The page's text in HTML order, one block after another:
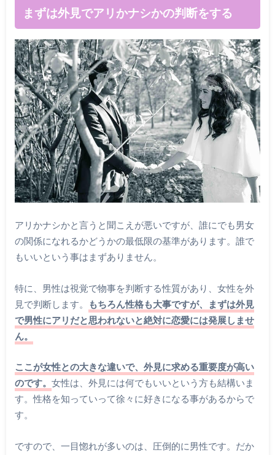
まずは外見でアリかナシかの判断をする
アリかナシかと言うと聞こえが悪いですが、誰にでも男女
の関係になれるかどうかの最低限の基準があります。誰で
もいいという事はまずありません。
特に、男性は視覚で物事を判断する性質があり、女性を外
見で判断します。
もちろん性格も大事ですが、まずは外見
で男性にアリだと思われないと絶対に恋愛には発展しませ
ん。
ここが女性との大きな違いで、外見に求める重要度が高い
のです。 女性は、外見には何でもいいという方も結構いま
す。性格を知っていって徐々に好きになる事があるからで
す。
ですので、一目惚れが多いのは、圧倒的に男性です。だか